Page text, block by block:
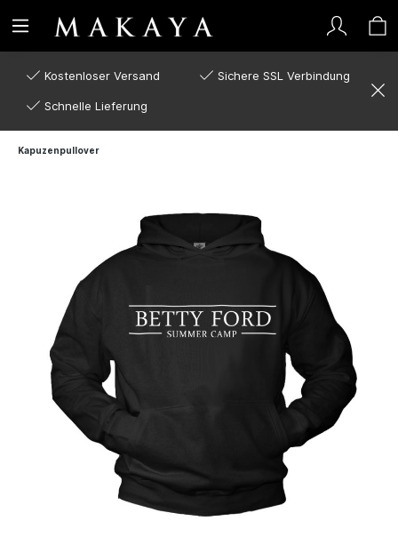
Kostenloser Versand Sichere SSL Verbindung
Schnelle Lieferung
Kapuzenpullover